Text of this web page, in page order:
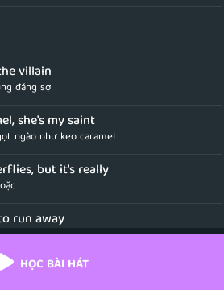
villain
đáng sợ
she's my saint
ngào như kẹo caramel
but it's really
run away
chạy trốn mau đi
HỌC BÀI HÁT